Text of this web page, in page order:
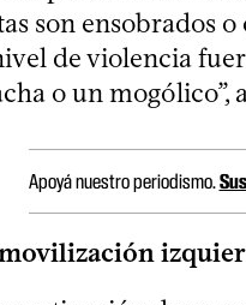
son ensobrados
de violencia
o un mogólico”,
Apoyá nuestro periodismo.